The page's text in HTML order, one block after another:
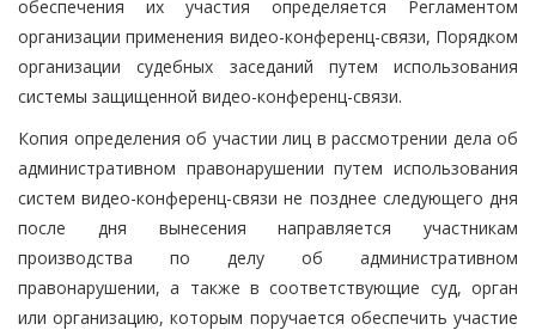
обеспечения их участия определяется Регламентом
организации применения видео-конференц-связи, Порядком
организации судебных заседаний путем использования
системы защищенной видео-конференц-связи.
Копия определения об участии лиц в рассмотрении дела об
административном правонарушении путем использования
систем видео-конференц-связи не позднее следующего дня
после дня вынесения направляется участникам
производства по делу об административном
правонарушении, а также в соответствующие суд, орган
или организацию, которым поручается обеспечить участие